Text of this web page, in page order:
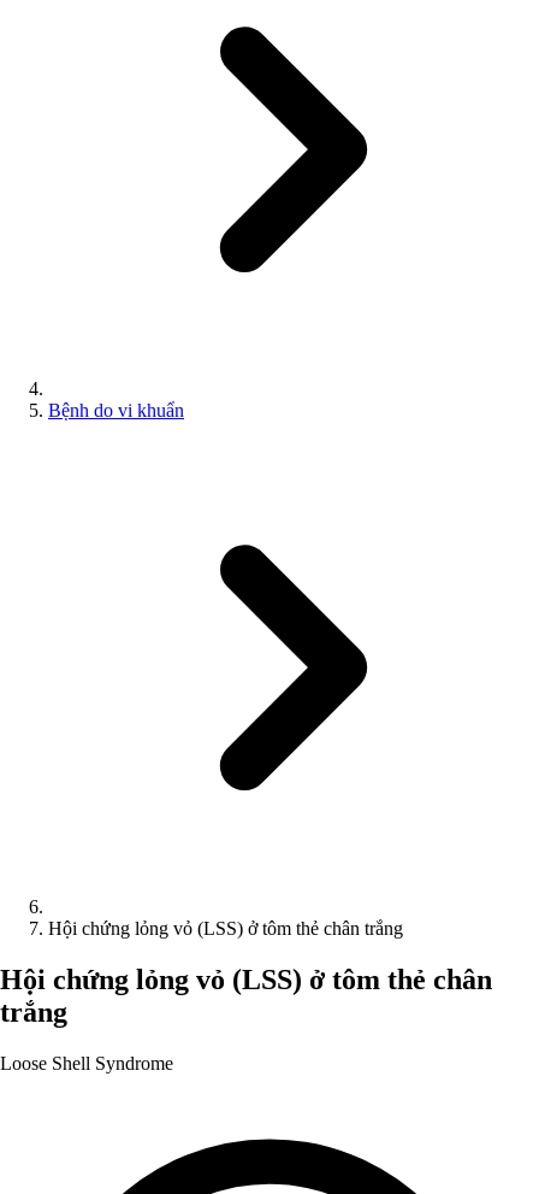
Bệnh do vi khuẩn
Hội chứng lỏng vỏ (LSS) ở tôm thẻ chân trắng
Hội chứng lỏng vỏ (LSS) ở tôm thẻ chân
trắng
Loose Shell Syndrome